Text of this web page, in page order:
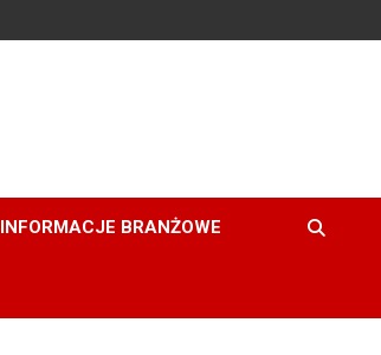
INFORMACJE BRANŻOWE